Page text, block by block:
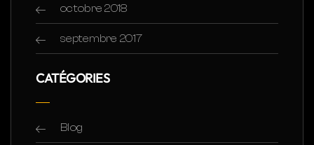
octobre 2018
septembre 2017
CATÉGORIES
Blog